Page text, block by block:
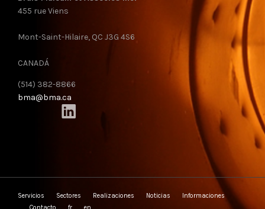
455 rue Viens
Mont-Saint-Hilaire, QC J3G 4S6
CANADÁ
(514) 382-8866
bma@bma.ca
Servicios Sectores Realizaciones Noticias
Informaciones
Contacto
fr en